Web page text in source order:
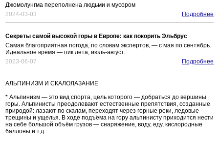
Джомолунгма переполнена людьми и мусором
2024-03-03
Подробнее
Секреты самой высокой горы в Европе: как покорить Эльбрус
Самая благоприятная погода, по словам экспертов, — с мая по сентябрь.
Идеальное время — пик лета, июль-август.
2023-06-07
Подробнее
АЛЬПИНИЗМ И СКАЛОЛАЗАНИЕ
* Альпинизм — это вид спорта, цель которого — добраться до вершины
горы. Альпинисты преодолевают естественные препятствия, созданные
природой: лазают по скалам, переходят через горные реки, ледовые
трещины и ущелья. В ходе подъёма на гору альпинисту приходится нести
на себе большой объём грузов — снаряжение, воду, еду, кислородные
баллоны и т.д.